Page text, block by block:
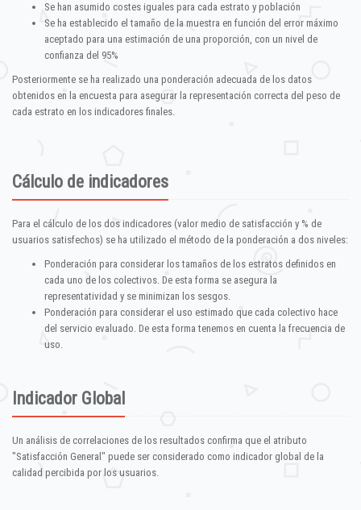
Se han asumido costes iguales para cada estrato y población
Se ha establecido el tamaño de la muestra en función del error máximo
aceptado para una estimación de una proporción, con un nivel de
confianza del 95%
Posteriormente se ha realizado una ponderación adecuada de los datos
obtenidos en la encuesta para asegurar la representación correcta del peso de
cada estrato en los indicadores finales.
Cálculo de indicadores
Para el cálculo de los dos indicadores (valor medio de satisfacción y % de
usuarios satisfechos) se ha utilizado el método de la ponderación a dos niveles:
Ponderación para considerar los tamaños de los estratos definidos en
cada uno de los colectivos. De esta forma se asegura la
representatividad y se minimizan los sesgos.
Ponderación para considerar el uso estimado que cada colectivo hace
del servicio evaluado. De esta forma tenemos en cuenta la frecuencia de
uso.
Indicador Global
Un análisis de correlaciones de los resultados confirma que el atributo
"Satisfacción General" puede ser considerado como indicador global de la
calidad percibida por los usuarios.